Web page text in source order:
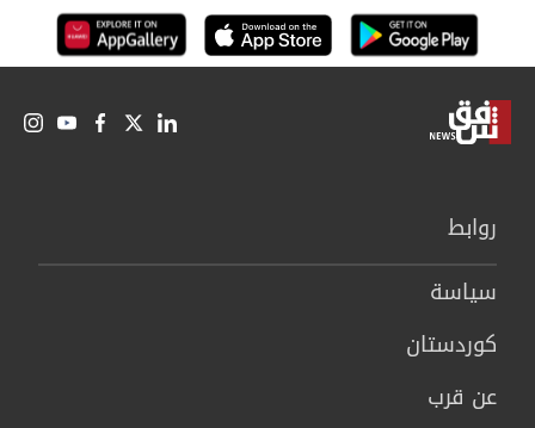
روابط
سیاسة
كوردستان
عن قرب